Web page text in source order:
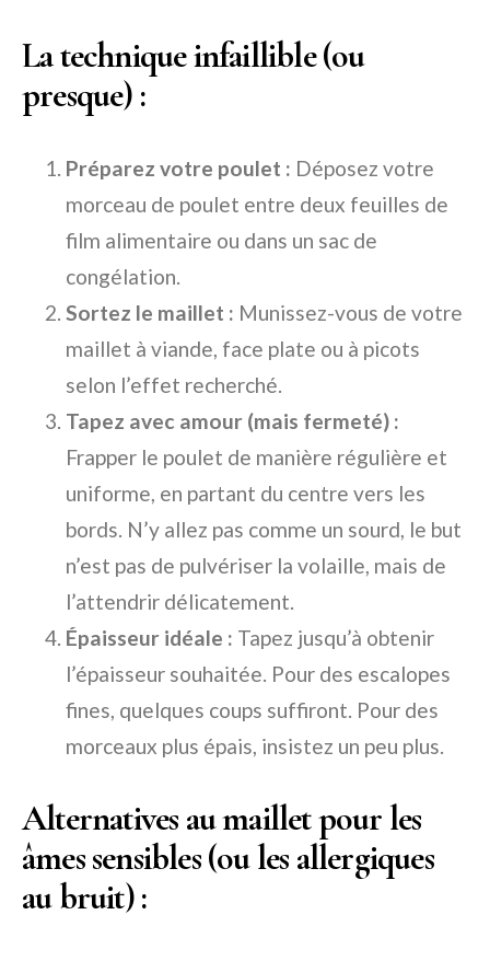
La technique infaillible (ou
presque) :
Préparez votre poulet : Déposez votre
morceau de poulet entre deux feuilles de
film alimentaire ou dans un sac de
congélation.
Sortez le maillet : Munissez-vous de votre
maillet à viande, face plate ou à picots
selon l’effet recherché.
Tapez avec amour (mais fermeté) :
Frapper le poulet de manière régulière et
uniforme, en partant du centre vers les
bords. N’y allez pas comme un sourd, le but
n’est pas de pulvériser la volaille, mais de
l’attendrir délicatement.
Épaisseur idéale : Tapez jusqu’à obtenir
l’épaisseur souhaitée. Pour des escalopes
fines, quelques coups suffiront. Pour des
morceaux plus épais, insistez un peu plus.
Alternatives au maillet pour les
âmes sensibles (ou les allergiques
au bruit) :